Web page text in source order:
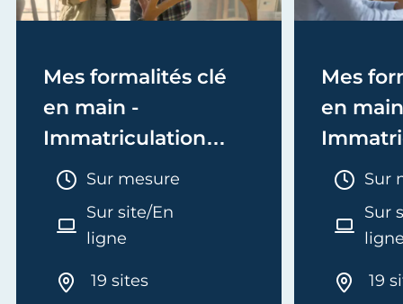
Mes formalités clé
en main -
Immatriculation
(EI/Micro-entreprise
ou réel)
Durée :
Sur mesure
Sur site/En
ligne
19 sites
Mes
en
Sur
Sur
19